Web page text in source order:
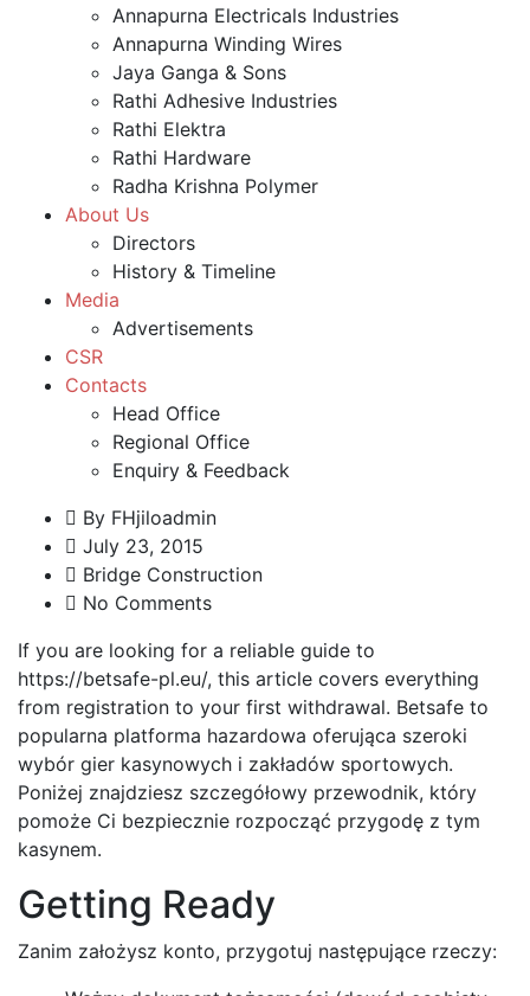
Annapurna Electricals Industries
Annapurna Winding Wires
Jaya Ganga & Sons
Rathi Adhesive Industries
Rathi Elektra
Rathi Hardware
Radha Krishna Polymer
About Us
Directors
History & Timeline
Media
Advertisements
CSR
Contacts
Head Office
Regional Office
Enquiry & Feedback
By FHjiloadmin
July 23, 2015
Bridge Construction
No Comments
If you are looking for a reliable guide to
https://betsafe-pl.eu/, this article covers everything
from registration to your first withdrawal. Betsafe to
popularna platforma hazardowa oferująca szeroki
wybór gier kasynowych i zakładów sportowych.
Poniżej znajdziesz szczegółowy przewodnik, który
pomoże Ci bezpiecznie rozpocząć przygodę z tym
kasynem.
Getting Ready
Zanim założysz konto, przygotuj następujące rzeczy: